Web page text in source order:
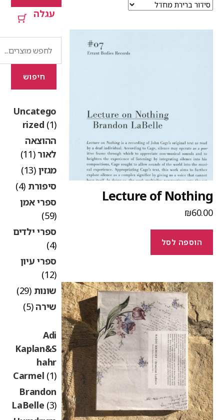
Lecture of
₪
הוספה לסל
עגלה
חיפוש
Uncatego
rized
ההוצאה
לאור(11)
מגזין(13)
סיפורת(4)
ספרי אמן
ספרי ילדים
ספרי עיון
שונות(29)
שירה(5)
Adi
Kaplan&S
hahr
Carmel (1)
Brandon
LaBelle (3)